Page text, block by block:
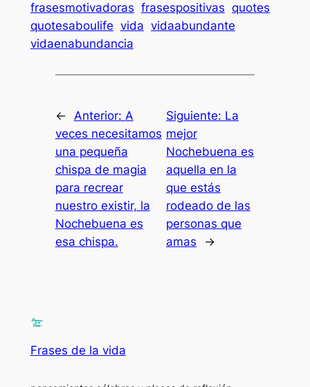
frasesmotivadoras frasespositivas quotes
quotesaboulife vida vidaabundante
vidaenabundancia
← Anterior: A
veces necesitamos
una pequeña
chispa de magia
para recrear
nuestro existir, la
Nochebuena es
esa chispa.
Siguiente: La
mejor
Nochebuena es
aquella en la
que estás
rodeado de las
personas que
amas
→
Frases de la vida